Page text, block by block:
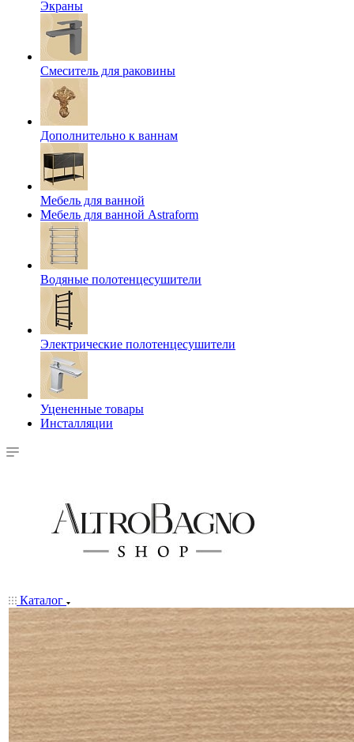
Экраны
Смеситель для раковины
Дополнительно к ваннам
Мебель для ванной
Мебель для ванной Astraform
Водяные полотенцесушители
Электрические полотенцесушители
Уцененные товары
Инсталляции
Каталог